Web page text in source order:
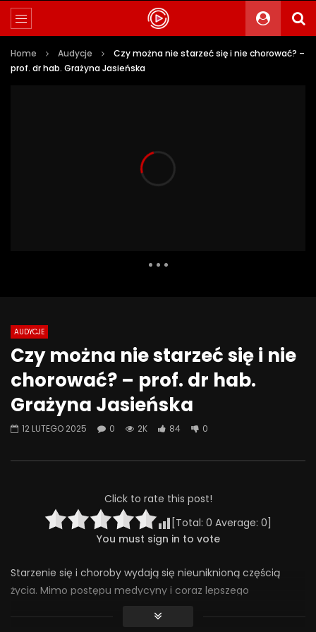
Home Audycje
Czy można nie starzeć się i nie chorować? –
prof. dr hab. Grażyna Jasieńska
Alkohol, leki antydepresyjne (SSRI)
i benzodiazepiny – FATALNE
połączenie? | Misja Psychiatria
#143
23 GRUDNIA 2025
Wesołych świąt!
23 GRUDNIA 2025
AUDYCJE
Czy można nie starzeć się i nie
chorować? – prof. dr hab.
Grażyna Jasieńska
12 LUTEGO 2025 0 2K 84 0
Click to rate this post!
[Total: 0 Average: 0]
You must sign in to vote
Starzenie się i choroby wydają się nieuniknioną częścią
życia. Mimo postępu medycyny i coraz lepszego